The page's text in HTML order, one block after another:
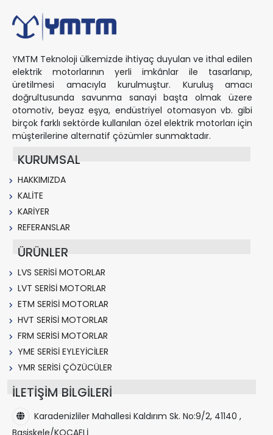
YMTM Teknoloji ülkemizde ihtiyaç duyulan ve ithal edilen
elektrik motorlarının yerli imkânlar ile tasarlanıp,
üretilmesi amacıyla kurulmuştur. Kuruluş amacı
doğrultusunda savunma sanayi başta olmak üzere
otomotiv, beyaz eşya, endüstriyel otomasyon vb. gibi
birçok farklı sektörde kullanılan özel elektrik motorları için
müşterilerine alternatif çözümler sunmaktadır.
KURUMSAL
HAKKIMIZDA
KALİTE
KARİYER
REFERANSLAR
ÜRÜNLER
LVS SERİSİ MOTORLAR
LVT SERİSİ MOTORLAR
ETM SERİSİ MOTORLAR
HVT SERİSİ MOTORLAR
FRM SERİSİ MOTORLAR
YME SERİSİ EYLEYİCİLER
YMR SERİSİ ÇÖZÜCÜLER
İLETİŞİM BİLGİLERİ
Karadenizliler Mahallesi Kaldırım Sk. No:9/2, 41140 ,
Başiskele/KOCAELİ